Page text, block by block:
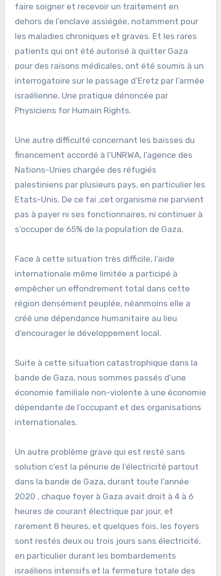
faire soigner et recevoir un traitement en
dehors de l’enclave assiégée, notamment pour
les maladies chroniques et graves. Et les rares
patients qui ont été autorisé à quitter Gaza
pour des raisons médicales, ont été soumis à un
interrogatoire sur le passage d’Eretz par l’armée
israélienne. Une pratique dénoncée par
Physiciens for Humain Rights.
Une autre difficulté concernant les baisses du
financement accordé à l’UNRWA, l’agence des
Nations-Unies chargée des réfugiés
palestiniens par plusieurs pays, en particulier les
Etats-Unis. De ce fai ,cet organisme ne parvient
pas à payer ni ses fonctionnaires, ni continuer à
s’occuper de 65% de la population de Gaza.
Face à cette situation très difficile, l’aide
internationale même limitée a participé à
empêcher un effondrement total dans cette
région densément peuplée, néanmoins elle a
créé une dépendance humanitaire au lieu
d’encourager le développement local.
Suite à cette situation catastrophique dans la
bande de Gaza, nous sommes passés d’une
économie familiale non-violente à une économie
dépendante de l’occupant et des organisations
internationales.
Un autre problème grave qui est resté sans
solution c’est la pénurie de l’électricité partout
dans la bande de Gaza, durant toute l’année
2020 , chaque foyer à Gaza avait droit à 4 à 6
heures de courant électrique par jour, et
rarement 8 heures, et quelques fois, les foyers
sont restés deux ou trois jours sans électricité,
en particulier durant les bombardements
israéliens intensifs et la fermeture totale des